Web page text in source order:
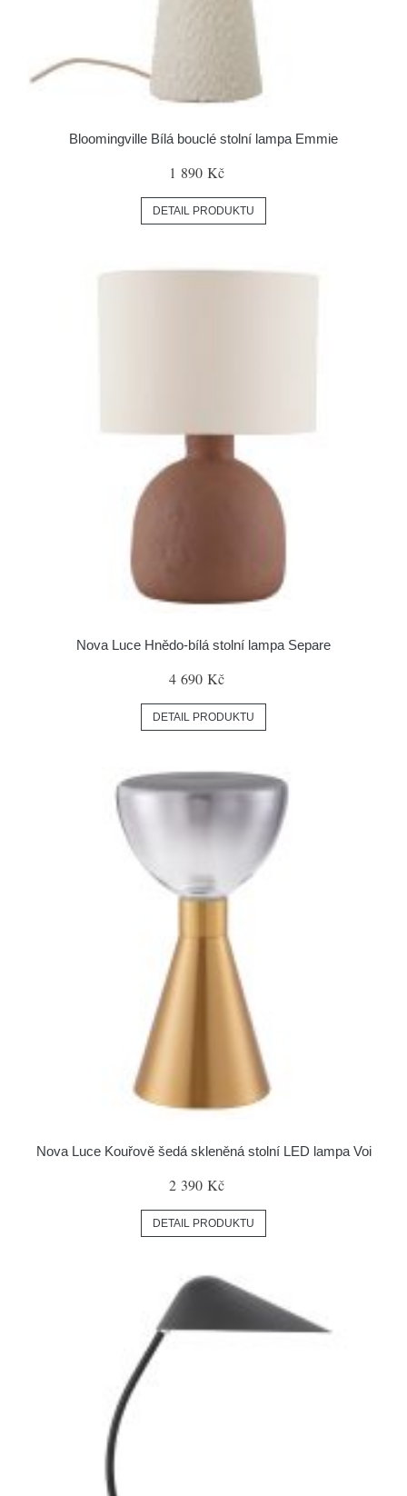
Bloomingville Bílá bouclé stolní lampa Emmie
1 890 Kč
DETAIL PRODUKTU
Nova Luce Hnědo-bílá stolní lampa Separe
4 690 Kč
DETAIL PRODUKTU
Nova Luce Kouřově šedá skleněná stolní LED lampa Voi
2 390 Kč
DETAIL PRODUKTU